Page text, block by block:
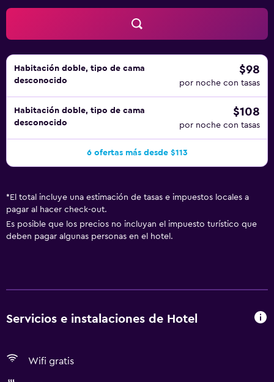
Habitación doble, tipo de cama
desconocido
$98
por noche con tasas
Habitación doble, tipo de cama
desconocido
$108
por noche con tasas
6 ofertas más desde $113
* El total incluye una estimación de tasas e impuestos locales a
pagar al hacer check-out.
Es posible que los precios no incluyan el impuesto turístico que
deben pagar algunas personas en el hotel.
Servicios e instalaciones de Hotel
Wifi gratis